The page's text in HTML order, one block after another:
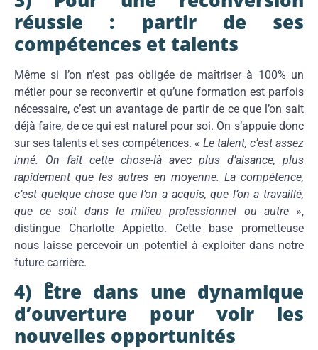
réussie : partir de ses
compétences et talents
Même si l’on n’est pas obligée de maîtriser à 100% un
métier pour se reconvertir et qu’une formation est parfois
nécessaire, c’est un avantage de partir de ce que l’on sait
déjà faire, de ce qui est naturel pour soi. On s’appuie donc
sur ses talents et ses compétences. « Le talent, c’est assez
inné. On fait cette chose-là avec plus d’aisance, plus
rapidement que les autres en moyenne. La compétence,
c’est quelque chose que l’on a acquis, que l’on a travaillé,
que ce soit dans le milieu professionnel ou autre»,
distingue Charlotte Appietto. Cette base prometteuse
nous laisse percevoir un potentiel à exploiter dans notre
future carrière.
4) Être dans une dynamique
d’ouverture pour voir les
nouvelles opportunités